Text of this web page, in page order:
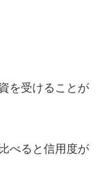
を受けることが
べると信用度が